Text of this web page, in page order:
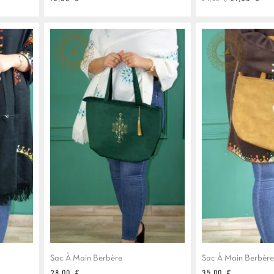
Sac À Main Berbère Sac À Main Berbère